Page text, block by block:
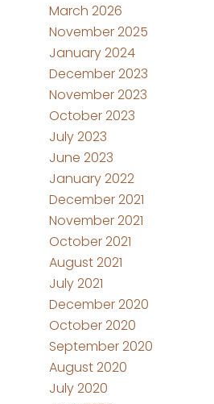
March 2026
November 2025
January 2024
December 2023
November 2023
October 2023
July 2023
June 2023
January 2022
December 2021
November 2021
October 2021
August 2021
July 2021
December 2020
October 2020
September 2020
August 2020
July 2020